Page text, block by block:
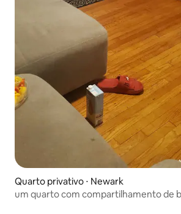
Quarto privativo ⋅ Newark
um quarto com compartilhamento de